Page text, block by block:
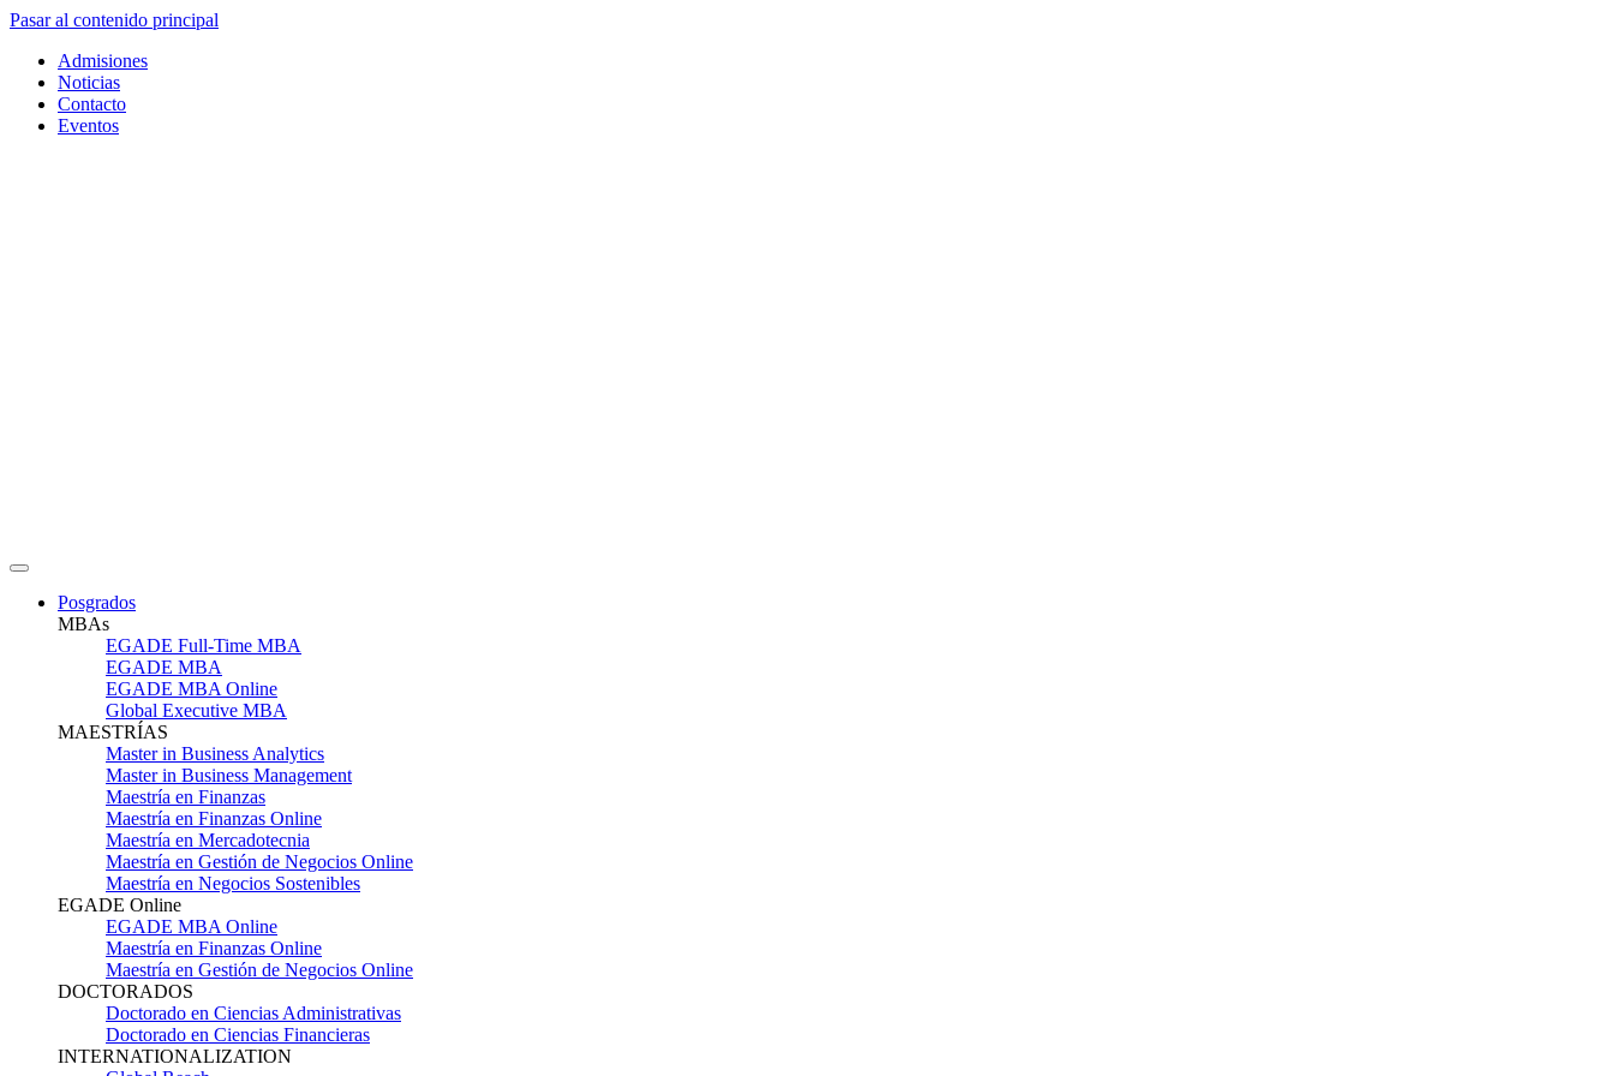
Pasar al contenido principal
Admisiones
Noticias
Contacto
Eventos
Posgrados
MBAs
EGADE Full-Time MBA
EGADE MBA
EGADE MBA Online
Global Executive MBA
MAESTRÍAS
Master in Business Analytics
Master in Business Management
Maestría en Finanzas
Maestría en Finanzas Online
Maestría en Mercadotecnia
Maestría en Gestión de Negocios Online
Maestría en Negocios Sostenibles
EGADE Online
EGADE MBA Online
Maestría en Finanzas Online
Maestría en Gestión de Negocios Online
DOCTORADOS
Doctorado en Ciencias Administrativas
Doctorado en Ciencias Financieras
INTERNATIONALIZATION